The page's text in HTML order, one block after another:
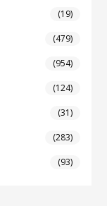
(19)
(479)
(954)
(124)
(31)
(283)
(93)